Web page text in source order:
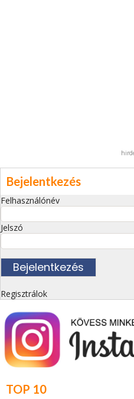
Bejelentkezés
Felhasználónév
Jelszó
Regisztrálok
TOP 10